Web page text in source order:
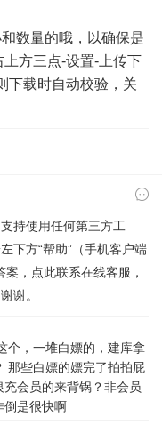
数量的哦，以确保是
方三点-设置-上传下
下载时自动校验，关
持使用任何第三方工
下方“帮助”（手机客户端
，点此联系在线客服，
谢谢。
个，一堆白嫖的，建库拿
那些白嫖的嫖完了拍拍屁
会员的来背锅？非会员
倒是很快啊